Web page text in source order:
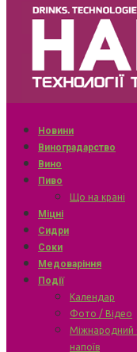
Новини
Виноградарство
Вино
Пиво
Що на крані
Міцні
Сидри
Соки
Медоваріння
Події
Календар
Фото / Відео
Міжнародний
напоїв